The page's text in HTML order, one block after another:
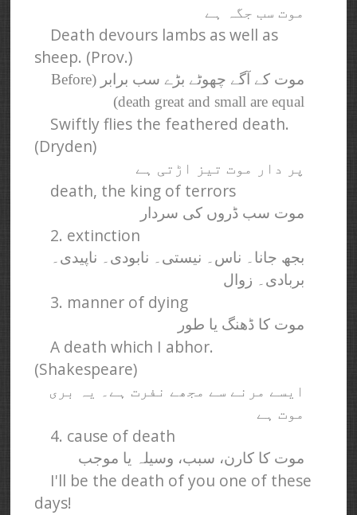
موت سب جگہ ہے
Death devours lambs as well as
sheep. (Prov.)
موت کے آگے چھوٹے بڑے سب برابر (Before
death great and small are equal)
Swiftly flies the feathered death.
(Dryden)
پر دار موت تیز اڑتی ہے
death, the king of terrors
موت سب ڈروں کی سردار
2. extinction
بجھ جانا۔ ناس۔ نیستی۔ نابودی۔ ناپیدی۔
بربادی۔ زوال
3. manner of dying
موت کا ڈھنگ یا طور
A death which I abhor.
(Shakespeare)
ایسے مرنے سے مجھے نفرت ہے۔ یہ بری
موت ہے
4. cause of death
موت کا کارن، سبب، وسیلہ یا موجب
I'll be the death of you one of these
days!